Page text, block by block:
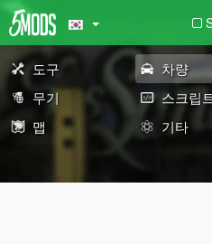
도구 차량
무기
스크립
맵
기타